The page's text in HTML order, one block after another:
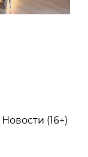
Новости (16+)